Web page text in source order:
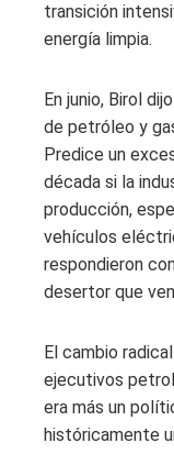
transición
energía limpia.
En junio, Birol
de petróleo y
Predice un
década si la
producción,
vehículos
respondieron
desertor que
El cambio
ejecutivos
era más un
históricamente